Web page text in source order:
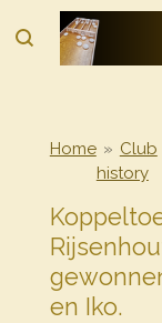
direct
Home » Club
history
en Iko.